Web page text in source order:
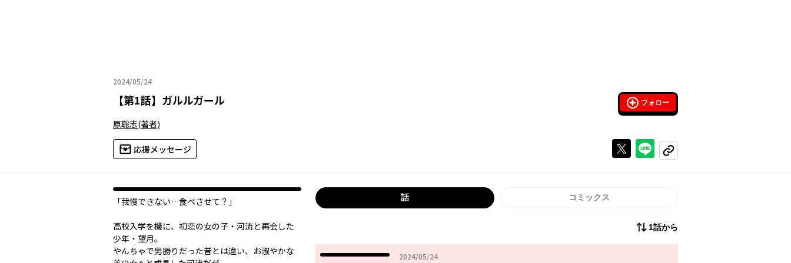
2024/05/24
2024年05月24日
【第1話】 ガルルガール フォロー
原聡志(著者)
応援メッセージ Xで投稿するラインでシェアする
コピーする
「我慢できない…食べさせて？」
高校入学を機に、初恋の女の子・河流と再会した
少年・望月。
やんちゃで男勝りだった昔とは違い、お淑やかな
話 コミックス
1話から
2024/05/24
2024年05月24日